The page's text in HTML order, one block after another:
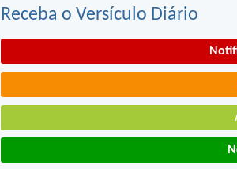
Receba o Versículo Diário